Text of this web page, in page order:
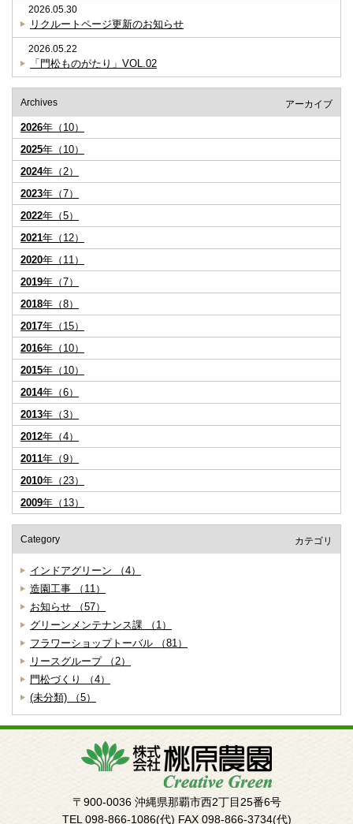
2026.05.30
リクルートページ更新のお知らせ
2026.05.22
「門松ものがたり」VOL.02
Archives アーカイブ
2026年（10）
2025年（10）
2024年（2）
2023年（7）
2022年（5）
2021年（12）
2020年（11）
2019年（7）
2018年（8）
2017年（15）
2016年（10）
2015年（10）
2014年（6）
2013年（3）
2012年（4）
2011年（9）
2010年（23）
2009年（13）
Category カテゴリ
インドアグリーン （4）
造園工事 （11）
お知らせ （57）
グリーンメンテナンス課 （1）
フラワーショップトーバル （81）
リースグループ （2）
門松づくり （4）
(未分類) （5）
〒900-0036 沖縄県那覇市西2丁目25番6号
TEL 098-866-1086(代) FAX 098-866-3734(代)